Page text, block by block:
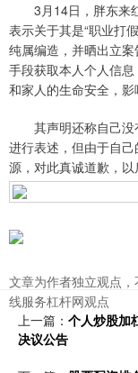
3月14日，胖东来红
表示关于其是“职业打
纯属编造，并晒出立
手段获取本人个人信
和家人的生命安全，
其声明还称自己没
进行表述，但由于自
源，对此真诚道歉，以
文章为作者独立观点
线服务杠杆网观点
上一篇： 个人炒股加
决议公告